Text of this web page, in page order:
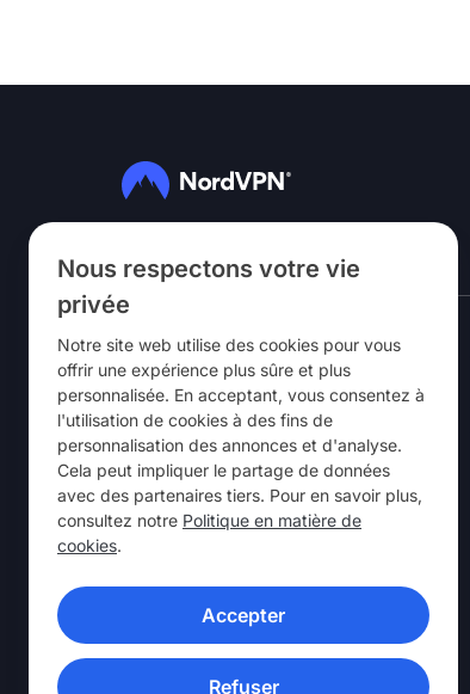
Nous respectons votre vie
privée
Notre site web utilise des cookies pour vous
offrir une expérience plus sûre et plus
personnalisée. En acceptant, vous consentez à
l'utilisation de cookies à des fins de
personnalisation des annonces et d'analyse.
Cela peut impliquer le partage de données
avec des partenaires tiers. Pour en savoir plus,
consultez notre Politique en matière de
cookies.
Accepter
Refuser
NordVPN
À Propos
Carrières
Essai gratuit VPN
Routeurs VPN
Commentaires client
Réduction spéciale étudiants et
employés
Points de vente
Laboratoire de Recherche
APPLICATIONS VPN